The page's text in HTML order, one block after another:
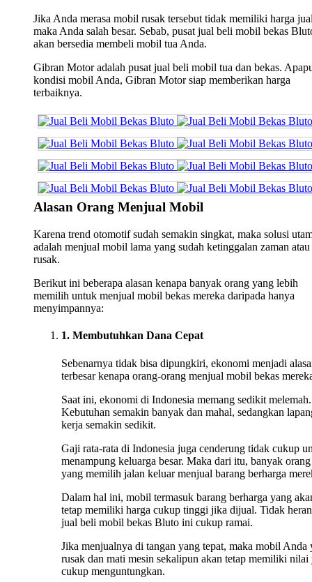
Jika Anda merasa mobil rusak tersebut tidak memiliki harga
maka Anda salah besar. Sebab, pusat jual beli mobil bekas
akan bersedia membeli mobil tua Anda.
Gibran Motor adalah pusat jual beli mobil tua dan bekas.
kondisi mobil Anda, Gibran Motor siap memberikan harga
terbaiknya.
Alasan Orang Menjual Mobil
Karena trend otomotif sudah semakin singkat, maka solusi
adalah menjual mobil lama yang sudah ketinggalan zaman atau
rusak.
Berikut ini beberapa alasan kenapa banyak orang yang lebih
memilih untuk menjual mobil bekas mereka daripada hanya
menyimpannya:
1. Membutuhkan Dana Cepat
Sebenarnya tidak bisa dipungkiri, ekonomi menjadi
terbesar kenapa orang-orang menjual mobil bekas
Saat ini, ekonomi di Indonesia memang sedikit melemah.
Kebutuhan semakin banyak dan mahal, sedangkan
kerja semakin sedikit.
Gaji rata-rata di Indonesia juga cenderung tidak cukup
menampung keluarga besar. Maka dari itu, banyak orang
yang memilih jalan keluar menjual barang berharga
Dalam hal ini, mobil termasuk barang berharga yang
tetap memiliki harga cukup tinggi jika dijual. Tidak
jual beli mobil bekas Bluto ini cukup ramai.
Jika menjualnya di tangan yang tepat, maka mobil Anda
rusak dan mati mesin sekalipun akan tetap memiliki nilai
cukup menguntungkan.